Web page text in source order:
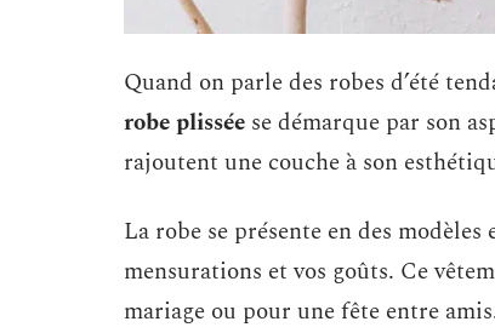
Quand on parle des robes d’été
robe plissée se démarque par son
rajoutent une couche à son
La robe se présente en des
mensurations et vos goûts. Ce
mariage ou pour une fête entre